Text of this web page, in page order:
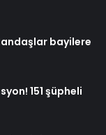
bayilere
151 şüpheli